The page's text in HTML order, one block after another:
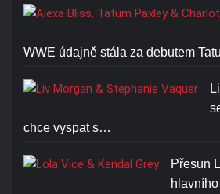
WWE údajně stála za debutem
chce vyspat s…
Přesun